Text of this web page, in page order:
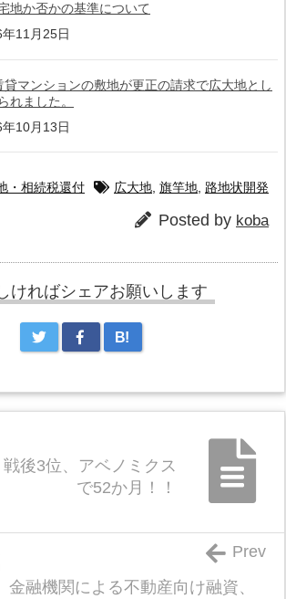
地か否かの基準について
11月25日
貸マンションの敷地が更正の請求で広大地とし
れました。
10月13日
・相続税還付 広大地, 旗竿地, 路地状開発
Posted by koba
ければシェアお願いします
B!
後3位、アベノミクス
で52か月！！
金融機関による不動産向け融資、
Prev